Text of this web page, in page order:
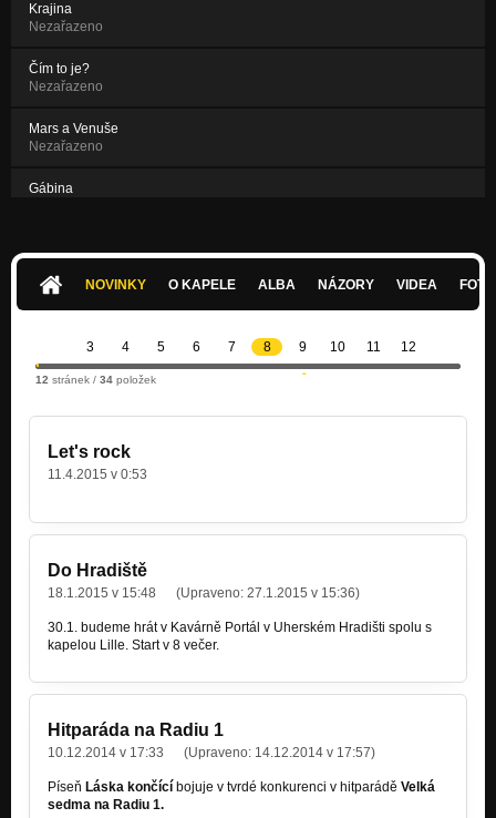
Krajina
Nezařazeno
Čím to je?
Nezařazeno
Mars a Venuše
Nezařazeno
Gábina
NOVINKY
O KAPELE ALBA NÁZORY VIDEA
3 4 5 6 7 8 9 10 11 12
12 stránek / 34 položek
Let's rock
11.4.2015 v 0:53
Do Hradiště
18.1.2015 v 15:48 (Upraveno: 27.1.2015 v 15:36)
30.1. budeme hrát v Kavárně Portál v Uherském Hradišti spolu s
kapelou Lille. Start v 8 večer.
Hitparáda na Radiu 1
10.12.2014 v 17:33 (Upraveno: 14.12.2014 v 17:57)
Píseň Láska končící bojuje v tvrdé konkurenci v hitparádě Velká
sedma na Radiu 1.